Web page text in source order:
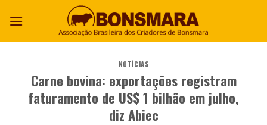
NOTÍCIAS
Carne bovina: exportações registram
faturamento de US$ 1 bilhão em julho,
diz Abiec